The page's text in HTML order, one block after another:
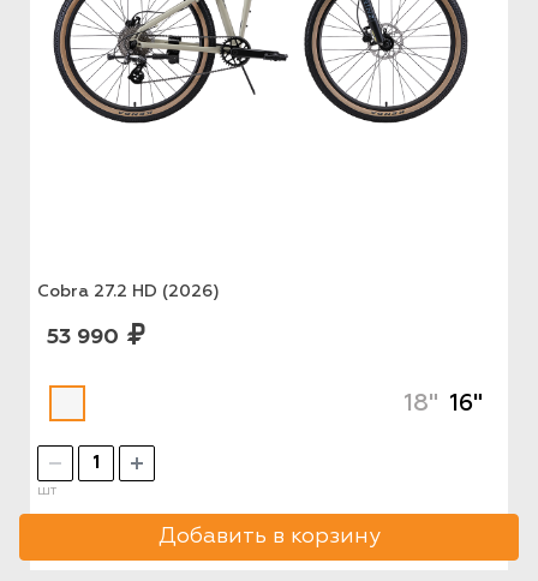
Cobra 27.2 HD (2026)
53 990
16"
18"
шт
Добавить в корзину